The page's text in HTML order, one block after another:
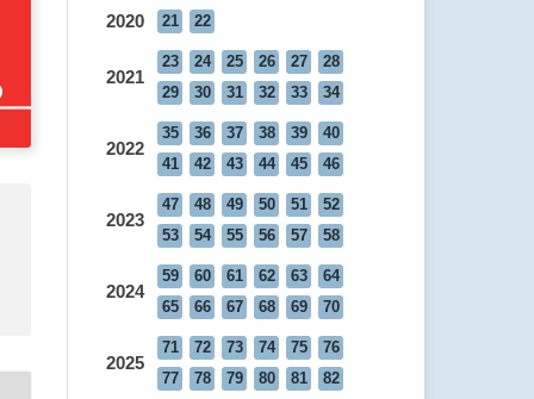
2020 21 22
2021
23 24 25 26 27
28
29
30 31 32 33 34
2022
35 36 37 38 39
40
41
42 43 44 45 46
2023
47 48 49 50 51
52
53
54 55 56 57 58
2024
59 60 61 62 63
64
65
66 67 68 69 70
2025
71 72 73 74 75
76
77
78 79 80 81 82